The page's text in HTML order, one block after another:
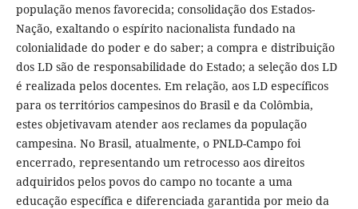
população menos favorecida; consolidação dos Estados-
Nação, exaltando o espírito nacionalista fundado na
colonialidade do poder e do saber; a compra e distribuição
dos LD são de responsabilidade do Estado; a seleção dos LD
é realizada pelos docentes. Em relação, aos LD específicos
para os territórios campesinos do Brasil e da Colômbia,
estes objetivavam atender aos reclames da população
campesina. No Brasil, atualmente, o PNLD-Campo foi
encerrado, representando um retrocesso aos direitos
adquiridos pelos povos do campo no tocante a uma
educação específica e diferenciada garantida por meio da